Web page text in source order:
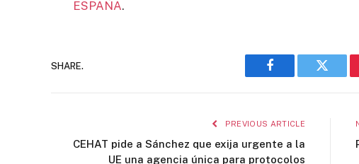
ESPAÑA.
SHARE.
Facebook Twitter
PREVIOUS ARTICLE
CEHAT pide a Sánchez que exija urgente a la
UE una agencia única para protocolos